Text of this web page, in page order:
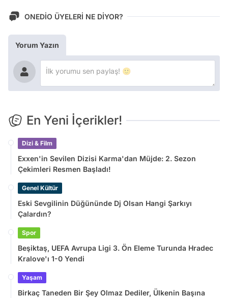
ONEDİO ÜYELERİ NE DİYOR?
Yorum Yazın
En Yeni İçerikler!
Dizi & Film
Exxen'in Sevilen Dizisi Karma'dan Müjde: 2. Sezon
Çekimleri Resmen Başladı!
Genel Kültür
Eski Sevgilinin Düğününde Dj Olsan Hangi Şarkıyı
Çalardın?
Spor
Beşiktaş, UEFA Avrupa Ligi 3. Ön Eleme Turunda Hradec
Kralove'ı 1-0 Yendi
Yaşam
Birkaç Taneden Bir Şey Olmaz Dediler, Ülkenin Başına